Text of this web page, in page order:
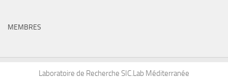
MEMBRES
Laboratoire de Recherche SIC.Lab Méditerranée